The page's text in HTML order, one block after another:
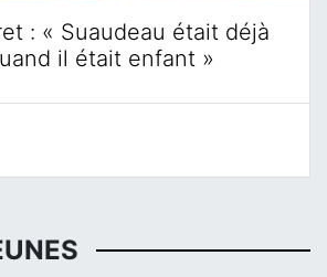
: « Suaudeau était déjà
il était enfant »